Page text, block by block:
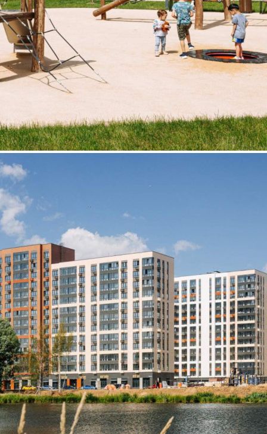
108250 - Г. МОСКВА,
ЛЕНИНГРАДСКОЕ
ШОССЕ, Д.228БСТР1
Москва / Московская обл
Получить контакты Посмотреть на карте
Прямая продажа от застройщика! Кладовая номер 2К общей
площадью 2.5 кв.м. на -1-м этаже в ЖК «1-й Ленинградский».
Рассрочка на кладовые в готовых объектах: ГК ФСК
предлагает программу рассрочки на кладовую в готовых
объектах. В корп. 1, 2, 3, 4 ЖК «1-й Ленинградский»
действует рассрочка сроком до года. ПВ...
337 (+1)
Навигация
Характеристики
О помещении
Где находится
Контакты
Другие объявления